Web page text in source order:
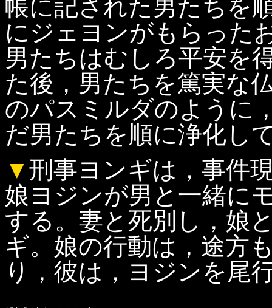
帳に記された男たちを
にジェヨンがもらった
男たちはむしろ平安を
た後，男たちを篤実な
のパスミルダのように
だ男たちを順に浄化し
▼刑事ヨンギは，事件
娘ヨジンが男と一緒に
する。妻と死別し，娘
ギ。娘の行動は，途方
り，彼は，ヨジンを尾